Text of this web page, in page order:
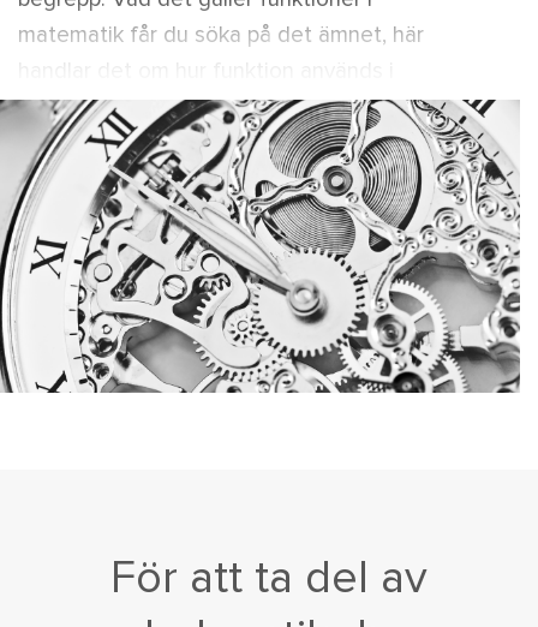
matematik får du söka på det ämnet, här
samhällsvetenskapliga ämnen.
För att ta del av